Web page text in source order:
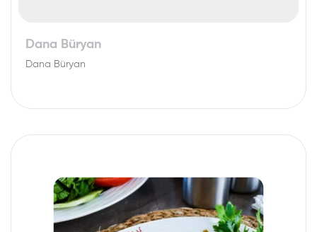
Dana Büryan
Dana Büryan